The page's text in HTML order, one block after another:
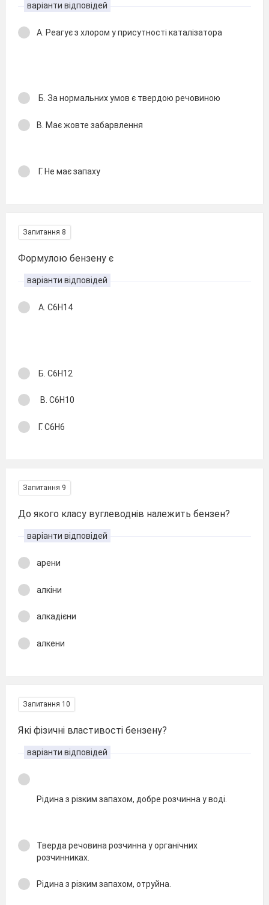
варіанти відповідей
А. Реагує з хлором у присутності каталізатора
Б. За нормальних умов є твердою речовиною
В. Має жовте забарвлення
Г. Не має запаху
Запитання 8
Формулою бензену є
варіанти відповідей
А. С6Н14
Б. С6Н12
В. С6Н10
Г. С6Н6
Запитання 9
До якого класу вуглеводнів належить бензен?
варіанти відповідей
арени
алкіни
алкадієни
алкени
Запитання 10
Які фізичні властивості бензену?
варіанти відповідей
Рідина з різким запахом, добре розчинна у воді.
Тверда речовина розчинна у органічних
розчинниках.
Рідина з різким запахом, отруйна.